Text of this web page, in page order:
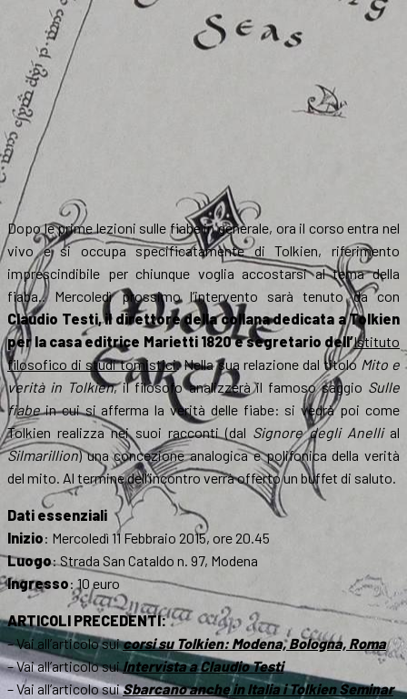
Dopo le prime lezioni sulle fiabe in generale, ora il corso entra nel
vivo e si occupa specificatamente di Tolkien, riferimento
imprescindibile per chiunque voglia accostarsi al tema della
fiaba.. Mercoledì prossimo l’intervento sarà tenuto da con
Claudio Testi, il direttore della collana dedicata a Tolkien
per la casa editrice Marietti 1820 e segretario dell’Istituto
filosofico di studi tomistici. Nella sua relazione dal titolo Mito e
verità in Tolkien, il filosofo analizzerà il famoso saggio Sulle
fiabein cui si afferma la verità delle fiabe: si vedrà poi come
Tolkien realizza nei suoi racconti (dal Signore degli Anellial
Silmarillion) una concezione analogica e polifonica della verità
del mito. Al termine dell’incontro verrà offerto un buffet di saluto.
Dati essenziali
Inizio: Mercoledì 11 Febbraio 2015, ore 20.45
Luogo: Strada San Cataldo n. 97, Modena
Ingresso: 10 euro
ARTICOLI PRECEDENTI:
– Vai all’articolo suicorsi su Tolkien: Modena, Bologna, Roma
– Vai all’articolo suiIntervista a Claudio Testi
– Vai all’articolo suiSbarcano anche in Italia i Tolkien Seminar